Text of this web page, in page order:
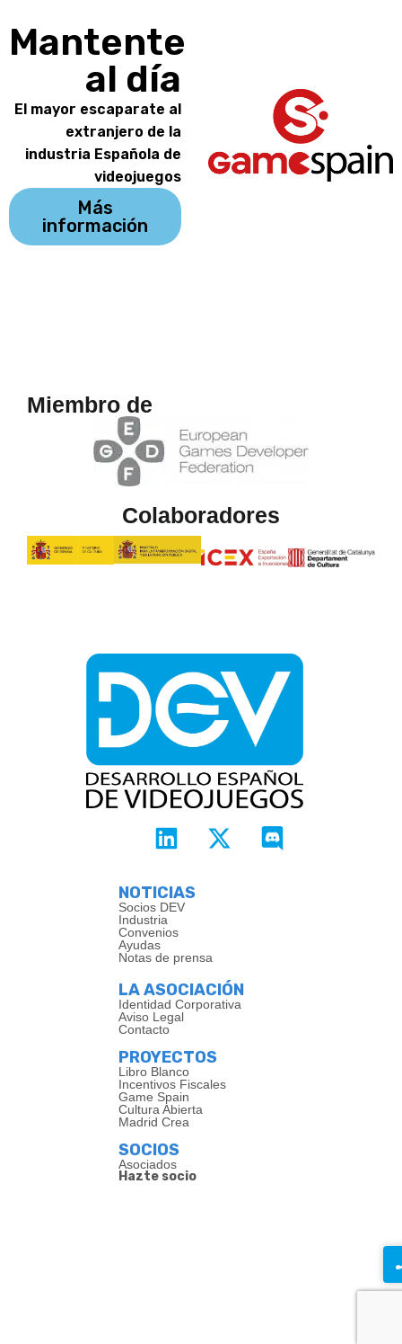
Mantente
al día
El mayor escaparate al
extranjero de la
industria Española de
videojuegos
Más
información
Miembro de
Colaboradores
NOTICIAS
Socios DEV
Industria
Convenios
Ayudas
Notas de prensa
LA ASOCIACIÓN
Identidad Corporativa
Aviso Legal
Contacto
PROYECTOS
Libro Blanco
Incentivos Fiscales
Game Spain
Cultura Abierta
Madrid Crea
SOCIOS
Asociados
Hazte socio